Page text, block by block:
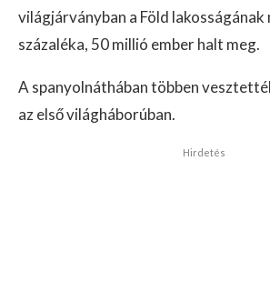
világjárványban a Föld
százaléka, 50 millió ember halt meg.
A spanyolnáthában többen
az első világháborúban.
Hirdetés